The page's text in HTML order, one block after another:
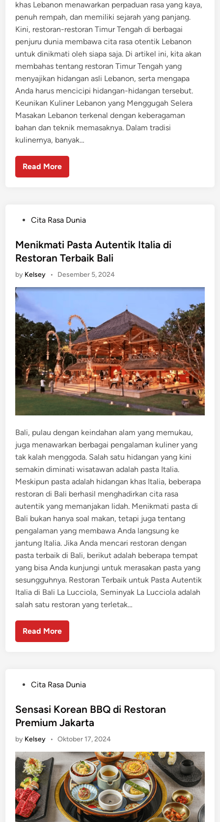
khas Lebanon menawarkan perpaduan rasa yang kaya,
penuh rempah, dan memiliki sejarah yang panjang.
Kini, restoran-restoran Timur Tengah di berbagai
penjuru dunia membawa cita rasa otentik Lebanon
untuk dinikmati oleh siapa saja. Di artikel ini, kita akan
membahas tentang restoran Timur Tengah yang
menyajikan hidangan asli Lebanon, serta mengapa
Anda harus mencicipi hidangan-hidangan tersebut.
Keunikan Kuliner Lebanon yang Menggugah Selera
Masakan Lebanon terkenal dengan keberagaman
bahan dan teknik memasaknya. Dalam tradisi
kulinernya, banyak…
Read More
s
t
d
i
n
Cita Rasa Dunia
Menikmati Pasta Autentik Italia di
Restoran Terbaik Bali
by Kelsey • Desember 5, 2024
Bali, pulau dengan keindahan alam yang memukau,
juga menawarkan berbagai pengalaman kuliner yang
tak kalah menggoda. Salah satu hidangan yang kini
semakin diminati wisatawan adalah pasta Italia.
Meskipun pasta adalah hidangan khas Italia, beberapa
restoran di Bali berhasil menghadirkan cita rasa
autentik yang memanjakan lidah. Menikmati pasta di
Bali bukan hanya soal makan, tetapi juga tentang
pengalaman yang membawa Anda langsung ke
jantung Italia. Jika Anda mencari restoran dengan
pasta terbaik di Bali, berikut adalah beberapa tempat
yang bisa Anda kunjungi untuk merasakan pasta yang
sesungguhnya. Restoran Terbaik untuk Pasta Autentik
Italia di Bali La Lucciola, Seminyak La Lucciola adalah
salah satu restoran yang terletak…
Read More
s
t
d
i
n
Cita Rasa Dunia
Sensasi Korean BBQ di Restoran
Premium Jakarta
by Kelsey • Oktober 17, 2024